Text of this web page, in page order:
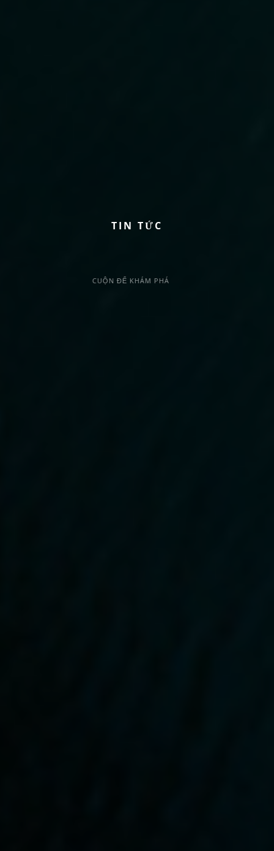
TI N TỨC
CUỘN ĐỂ KHÁM PHÁ